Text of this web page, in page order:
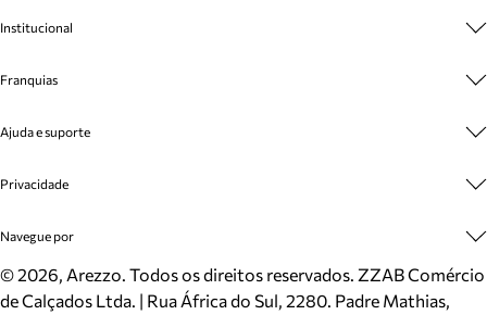
Institucional
Cashback
Venda Corporativa
Mapa do Site
Inverno
Mundo Arezzo
Franquias
Plano de Negócio
Ajuda e suporte
Cadastro
Meus Pedidos
Trocas e Devoluções
Cartão Presente
Privacidade
Politica e Privacidade
Navegue por
Sapatos
Bolsas
©2026, Arezzo. Todos os direitos reservados. ZZAB Comércio
de Calçados Ltda. | Rua África do Sul, 2280. Padre Mathias,